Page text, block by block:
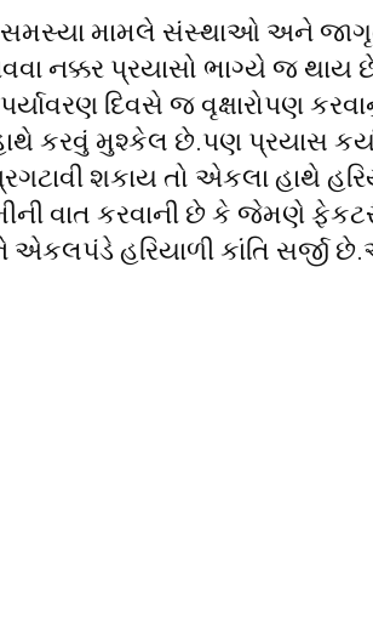
મામલે સંસ્થાઓ અને જાગૃત
નક્કર પ્રયાસો ભાગ્યે જ
દિવસે જ વૃક્ષારોપણ
કરવું મુશ્કેલ છે.પણ પ્રયાસ કર્યા
શકાય તો એકલા હાથે
વાત કરવાની છે કે જેમણે
એકલપંડે હરિયાળી કાંતિ સર્જી